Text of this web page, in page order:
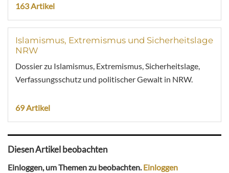
163 Artikel
Islamismus, Extremismus und Sicherheitslage
NRW
Dossier zu Islamismus, Extremismus, Sicherheitslage,
Verfassungsschutz und politischer Gewalt in NRW.
69 Artikel
Diesen Artikel beobachten
Einloggen, um Themen zu beobachten.Einloggen